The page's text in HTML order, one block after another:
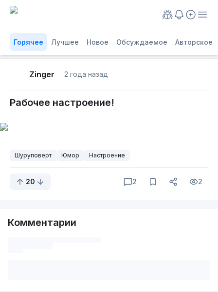
Горячее Лучшее Новое Обсуждаемое Авторское
Zinger 2 года назад
Рабочее настроение!
Шуруповерт Юмор Настроение
20 2 2
Комментарии